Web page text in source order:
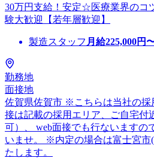
30万円支給！安定☆医療業界のコ
験大歓迎【若年層歓迎】
製造スタッフ 月給225,000円
勤務地
面接地
佐賀県佐賀市 ※こちらは当社の採
接は記載の採用エリア、ご自宅付
可）、 web面接でも行ないますの
いませ。 ※内定の場合は富士宮市
たします。